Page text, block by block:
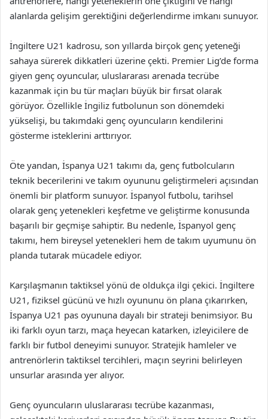
alanlarda gelişim gerektiğini değerlendirme imkanı sunuyor.
İngiltere U21 kadrosu, son yıllarda birçok genç yeteneği
sahaya sürerek dikkatleri üzerine çekti. Premier Lig’de forma
giyen genç oyuncular, uluslararası arenada tecrübe
kazanmak için bu tür maçları büyük bir fırsat olarak
görüyor. Özellikle İngiliz futbolunun son dönemdeki
yükselişi, bu takımdaki genç oyuncuların kendilerini
gösterme isteklerini arttırıyor.
Öte yandan, İspanya U21 takımı da, genç futbolcuların
teknik becerilerini ve takım oyununu geliştirmeleri açısından
önemli bir platform sunuyor. İspanyol futbolu, tarihsel
olarak genç yetenekleri keşfetme ve geliştirme konusunda
başarılı bir geçmişe sahiptir. Bu nedenle, İspanyol genç
takımı, hem bireysel yetenekleri hem de takım uyumunu ön
planda tutarak mücadele ediyor.
Karşılaşmanın taktiksel yönü de oldukça ilgi çekici. İngiltere
U21, fiziksel gücünü ve hızlı oyununu ön plana çıkarırken,
İspanya U21 pas oyununa dayalı bir strateji benimsiyor. Bu
iki farklı oyun tarzı, maça heyecan katarken, izleyicilere de
farklı bir futbol deneyimi sunuyor. Stratejik hamleler ve
antrenörlerin taktiksel tercihleri, maçın seyrini belirleyen
unsurlar arasında yer alıyor.
Genç oyuncuların uluslararası tecrübe kazanması,